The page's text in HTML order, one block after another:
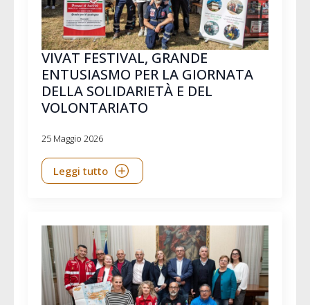
VIVAT FESTIVAL, GRANDE
ENTUSIASMO PER LA GIORNATA
DELLA SOLIDARIETÀ E DEL
VOLONTARIATO
25 Maggio 2026
Leggi tutto